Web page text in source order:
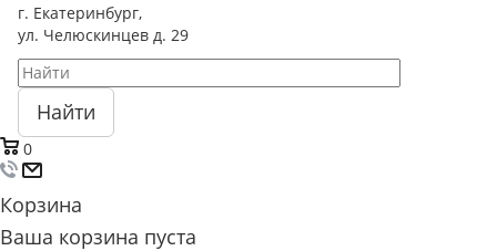
г. Екатеринбург,
ул. Челюскинцев д. 29
Найти
0
Корзина
Ваша корзина пуста